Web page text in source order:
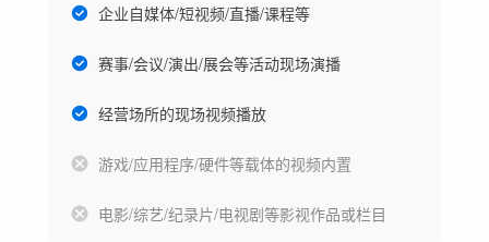
企业自媒体/短视频/直播/课程等
赛事/会议/演出/展会等活动现场演播
经营场所的现场视频播放
游戏/应用程序/硬件等载体的视频内置
电影/综艺/纪录片/电视剧等影视作品或栏目